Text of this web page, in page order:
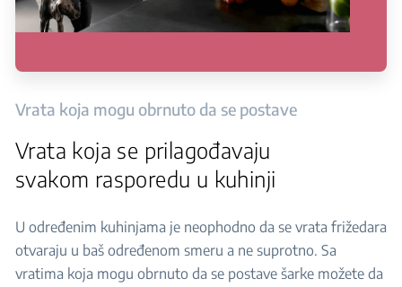
Vrata koja mogu obrnuto da se postave
Vrata koja se prilagođavaju
svakom rasporedu u kuhinji
U određenim kuhinjama je neophodno da se vrata frižedara
otvaraju u baš određenom smeru a ne suprotno. Sa
vratima koja mogu obrnuto da se postave šarke možete da